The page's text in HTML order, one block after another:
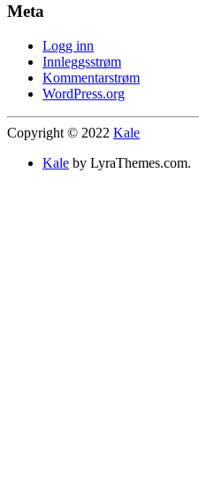
Meta
Logg inn
Innleggsstrøm
Kommentarstrøm
WordPress.org
Copyright © 2022 Kale
Kale by LyraThemes.com.